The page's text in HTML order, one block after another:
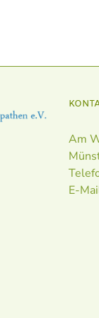
Am
E-